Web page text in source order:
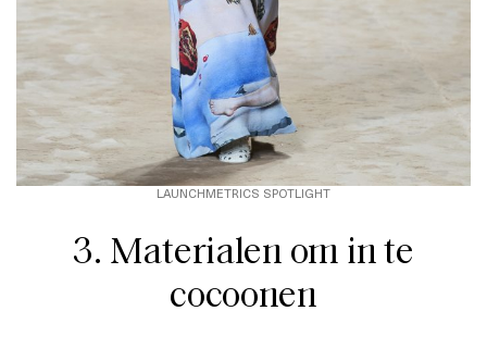
LAUNCHMETRICS SPOTLIGHT
3. Materialen om in te
cocoonen